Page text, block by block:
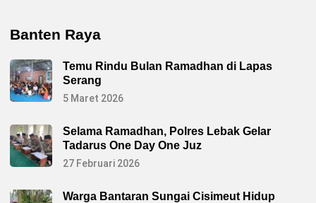
Banten Raya
Temu Rindu Bulan Ramadhan di Lapas
Serang
5 Maret 2026
Selama Ramadhan, Polres Lebak Gelar
Tadarus One Day One Juz
27 Februari 2026
Warga Bantaran Sungai Cisimeut Hidup